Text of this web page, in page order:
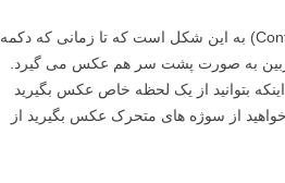
حالت عکاسی متوالی (Continuous) به این شکل است که تا زمانی که دکمه
به صورت پشت سر هم عکس می گیرد.
اینکه بتوانید از یک لحظه خاص عکس بگیرید
از سوژه های متحرک عکس بگیرید از